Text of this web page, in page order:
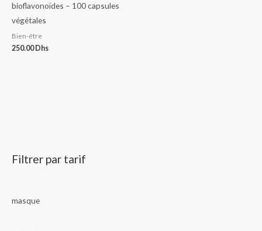
Filtrer par tarif
masque
bioflavonoïdes – 100 capsules
végétales
Bien-être
250.00Dhs